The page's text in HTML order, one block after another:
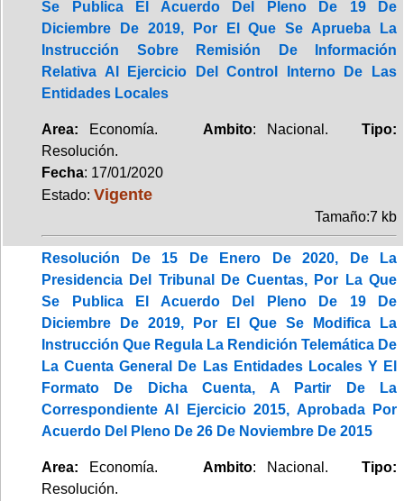
Se Publica El Acuerdo Del Pleno De 19 De
Diciembre De 2019, Por El Que Se Aprueba La
Instrucción Sobre Remisión De Información
Relativa Al Ejercicio Del Control Interno De Las
Entidades Locales
Area: Economía. Ambito: Nacional.Tipo:
Resolución.
Fecha: 17/01/2020
Estado: Vigente
Tamaño:7 kb
Resolución De 15 De Enero De 2020, De La
Presidencia Del Tribunal De Cuentas, Por La Que
Se Publica El Acuerdo Del Pleno De 19 De
Diciembre De 2019, Por El Que Se Modifica La
Instrucción Que Regula La Rendición Telemática De
La Cuenta General De Las Entidades Locales Y El
Formato De Dicha Cuenta, A Partir De La
Correspondiente Al Ejercicio 2015, Aprobada Por
Acuerdo Del Pleno De 26 De Noviembre De 2015
Area: Economía. Ambito: Nacional.Tipo:
Resolución.